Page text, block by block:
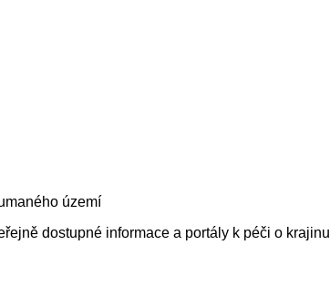
území
dostupné informace a portály k péči o krajinu